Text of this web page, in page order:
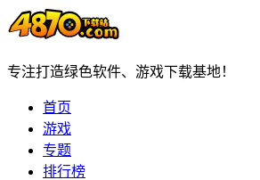
专注打造绿色软件、游戏下载基地！
首页
游戏
专题
排行榜